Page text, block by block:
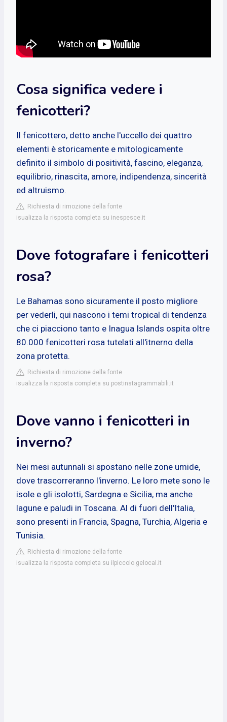
Cosa significa vedere i
fenicotteri?
Il fenicottero, detto anche l'uccello dei quattro
elementi è storicamente e mitologicamente
definito il simbolo di positività, fascino, eleganza,
equilibrio, rinascita, amore, indipendenza, sincerità
ed altruismo.
Richiesta di rimozione della fonte
isualizza la risposta completa su inespesce.it
Dove fotografare i fenicotteri
rosa?
Le Bahamas sono sicuramente il posto migliore
per vederli, qui nascono i temi tropical di tendenza
che ci piacciono tanto e Inagua Islands ospita oltre
80.000 fenicotteri rosa tutelati all'itnerno della
zona protetta.
Richiesta di rimozione della fonte
isualizza la risposta completa su postinstagrammabili.it
Dove vanno i fenicotteri in
inverno?
Nei mesi autunnali si spostano nelle zone umide,
dove trascorreranno l'inverno. Le loro mete sono le
isole e gli isolotti, Sardegna e Sicilia, ma anche
lagune e paludi in Toscana. Al di fuori dell'Italia,
sono presenti in Francia, Spagna, Turchia, Algeria e
Tunisia.
Richiesta di rimozione della fonte
isualizza la risposta completa su ilpiccolo.gelocal.it